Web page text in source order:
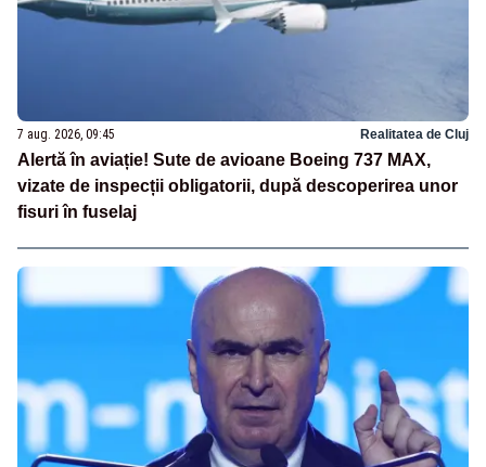
7 aug. 2026, 09:45 Realitatea de Cluj
Alertă în aviație! Sute de avioane Boeing 737 MAX,
vizate de inspecții obligatorii, după descoperirea unor
fisuri în fuselaj